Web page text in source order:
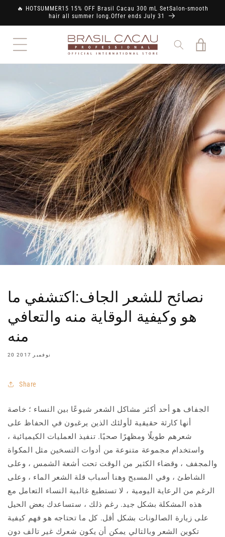
Skip to
🔥 HOTSUMMER15 15% OFF Brasil Cacau 300 mL SetSalon-smooth
hair all summer long.Offer ends July 31
Cart
نصائح للشعر الجاف:اكتشفي ما
هو وكيفية الوقاية منه والتعافي
منه
20 نوفمبر 2017
Share
الجفاف هو أحد أكثر مشاكل الشعر شيوعًا بين النساء ؛ خاصة
أنها كارثة حقيقية لأولئك الذين يرغبون في الحفاظ على
شعرهم طويلًا ومظهرًا صحيًا. تنفيذ العمليات الكيميائية ،
واستخدام مجموعة متنوعة من أدوات التسخين مثل المكواة
والمجفف ، وقضاء الكثير من الوقت تحت أشعة الشمس ، وعلى
الشاطئ ، وفي المسبح وهنا أسباب قلة الشعر الماء ، وعلى
الرغم من الرعاية اليومية ، لا تستطيع غالبية النساء التعامل مع
هذه المشكلة بشكل جيد. رغم ذلك ، ستساعدك بعض الحيل
على زيارة الصالونات بشكل أقل. كل ما تحتاجه هو فهم كيفية
تكوين الشعر وبالتالي يمكن أن يكون شعرك غير تالف دون